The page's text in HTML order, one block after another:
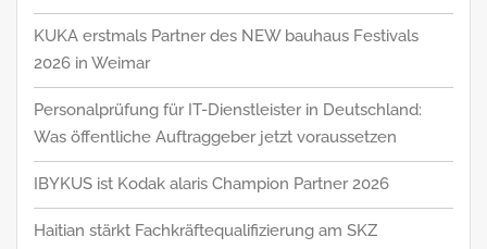
KUKA erstmals Partner des NEW bauhaus Festivals
2026 in Weimar
Personalprüfung für IT-Dienstleister in Deutschland:
Was öffentliche Auftraggeber jetzt voraussetzen
IBYKUS ist Kodak alaris Champion Partner 2026
Haitian stärkt Fachkräftequalifizierung am SKZ